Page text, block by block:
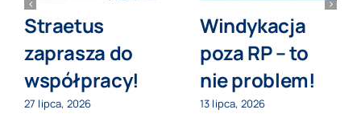
Straetus
zaprasza do
współpracy!
27 lipca, 2026
Windykacja
poza RP – to
nie problem!
13 lipca, 2026